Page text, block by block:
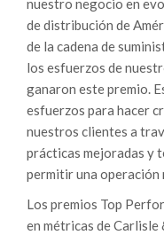
nuestro negocio en
de distribución de
de la cadena de
los esfuerzos de
ganaron este premio.
esfuerzos para hacer
nuestros clientes a
prácticas mejoradas y
permitir una operación
Los premios Top
​​en métricas de Carlisle